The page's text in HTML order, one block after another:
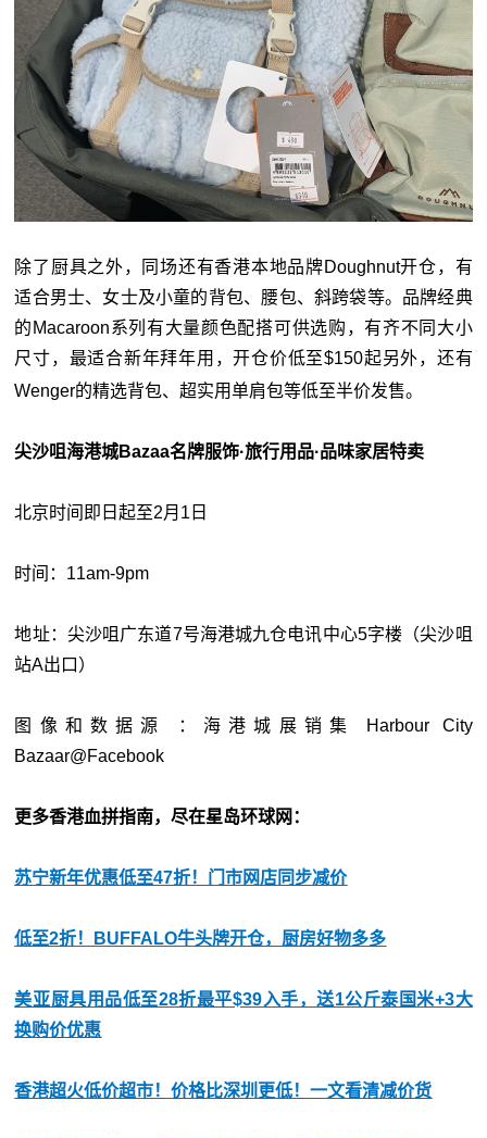
除了厨具之外，同场还有香港本地品牌Doughnut开仓，有
适合男士、女士及小童的背包、腰包、斜跨袋等。品牌经典
的Macaroon系列有大量颜色配搭可供选购，有齐不同大小
尺寸，最适合新年拜年用，开仓价低至$150起另外，还有
Wenger的精选背包、超实用单肩包等低至半价发售。
尖沙咀海港城Bazaa名牌服饰·旅行用品·品味家居特卖
北京时间即日起至2月1日
时间：11am-9pm
地址：尖沙咀广东道7号海港城九仓电讯中心5字楼（尖沙咀
站A出口）
图像和数据源 ：海港城展销集 Harbour City
Bazaar@Facebook
更多香港血拼指南，尽在星岛环球网：
苏宁新年优惠低至47折！门市网店同步减价
低至2折！BUFFALO牛头牌开仓，厨房好物多多
美亚厨具用品低至28折最平$39入手，送1公斤泰国米+3大
换购价优惠
香港超火低价超市！价格比深圳更低！一文看清减价货